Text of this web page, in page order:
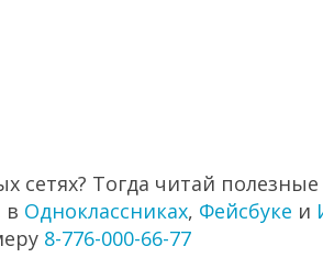
сетях? Тогда читай
в Одноклассниках, Фейсбуке и
8-776-000-66-77